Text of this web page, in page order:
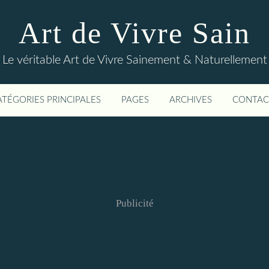
Art de Vivre Sain
Le véritable Art de Vivre Sainement & Naturellement
PRINCIPALES PAGES ARCHIVES
Publicité